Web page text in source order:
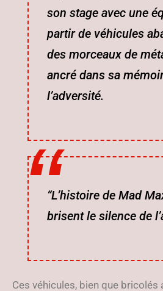
son stage avec une
partir de véhicules
des morceaux de
ancré dans sa
l’adversité.
“L’histoire de Mad
brisent le silence de
Ces véhicules, bien que